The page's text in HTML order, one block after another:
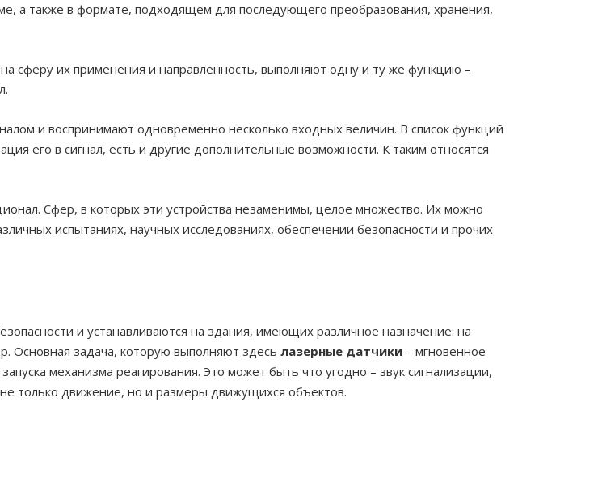
а также в формате, подходящем для последующего преобразования, хранения,
сферу их применения и направленность, выполняют одну и ту же функцию –
и воспринимают одновременно несколько входных величин. В список функций
его в сигнал, есть и другие дополнительные возможности. К таким относятся
Сфер, в которых эти устройства незаменимы, целое множество. Их можно
испытаниях, научных исследованиях, обеспечении безопасности и прочих
и устанавливаются на здания, имеющих различное назначение: на
Основная задача, которую выполняют здесь лазерные датчики – мгновенное
механизма реагирования. Это может быть что угодно – звук сигнализации,
только движение, но и размеры движущихся объектов.